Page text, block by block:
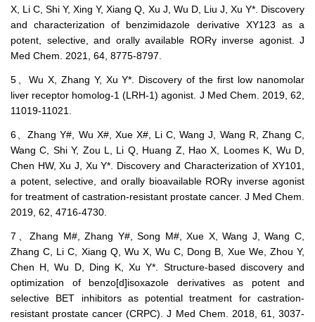
X, Li C, Shi Y, Xing Y, Xiang Q, Xu J, Wu D, Liu J, Xu Y*. Discovery
and characterization of benzimidazole derivative XY123 as a
potent, selective, and orally available RORγ inverse agonist. J
Med Chem. 2021, 64, 8775-8797.
5、Wu X, Zhang Y, Xu Y*. Discovery of the first low nanomolar
liver receptor homolog-1 (LRH-1) agonist. J Med Chem. 2019, 62,
11019-11021.
6、Zhang Y#, Wu X#, Xue X#, Li C, Wang J, Wang R, Zhang C,
Wang C, Shi Y, Zou L, Li Q, Huang Z, Hao X, Loomes K, Wu D,
Chen HW, Xu J, Xu Y*. Discovery and Characterization of XY101,
a potent, selective, and orally bioavailable RORγ inverse agonist
for treatment of castration-resistant prostate cancer. J Med Chem.
2019, 62, 4716-4730.
7、Zhang M#, Zhang Y#, Song M#, Xue X, Wang J, Wang C,
Zhang C, Li C, Xiang Q, Wu X, Wu C, Dong B, Xue We, Zhou Y,
Chen H, Wu D, Ding K, Xu Y*. Structure-based discovery and
optimization of benzo[d]isoxazole derivatives as potent and
selective BET inhibitors as potential treatment for castration-
resistant prostate cancer (CRPC). J Med Chem. 2018, 61, 3037-